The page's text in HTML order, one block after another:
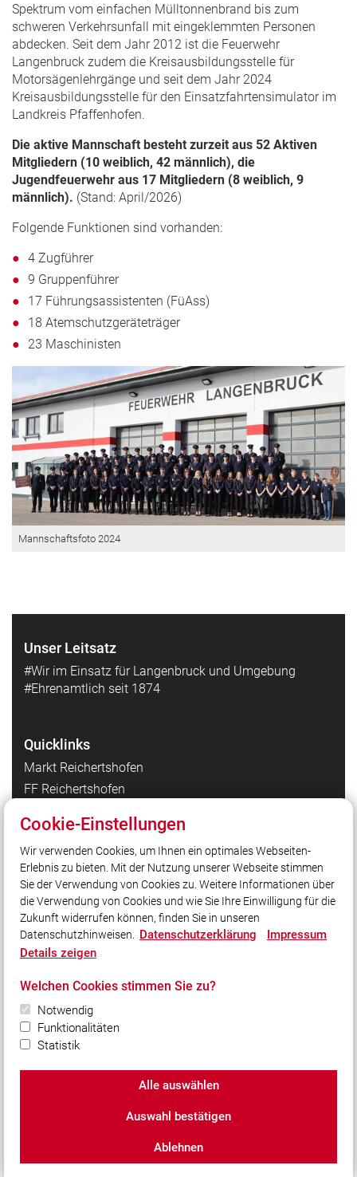
Spektrum vom einfachen Mülltonnenbrand bis zum
schweren Verkehrsunfall mit eingeklemmten Personen
abdecken. Seit dem Jahr 2012 ist die Feuerwehr
Langenbruck zudem die Kreisausbildungsstelle für
Motorsägenlehrgänge und seit dem Jahr 2024
Kreisausbildungsstelle für den Einsatzfahrtensimulator im
Landkreis Pfaffenhofen.
Die aktive Mannschaft besteht zurzeit aus 52 Aktiven
Mitgliedern (10 weiblich, 42 männlich), die
Jugendfeuerwehr aus 17 Mitgliedern (8 weiblich, 9
männlich). (Stand: April/2026)
Folgende Funktionen sind vorhanden:
4 Zugführer
9 Gruppenführer
17 Führungsassistenten (FüAss)
18 Atemschutzgeräteträger
23 Maschinisten
Mannschaftsfoto 2024
Unser Leitsatz
#Wir im Einsatz für Langenbruck und Umgebung
#Ehrenamtlich seit 1874
Quicklinks
Markt Reichertshofen
FF Reichertshofen
FF Winden am Aign
Kreisbrandinspektion Pfaffenhofen a. d. Ilm
Landesfeuerwehrverband Bayern
Integrierte Leitstelle Ingolstadt
Social Media
Bleiben Sie mit uns in Kontakt und vernetzen Sie sich
mit uns!
© 2026 Freiwillige Feuerwehr Langenbruck e.V.
Datenschutz|Cookie-Einstellungen
Cookie-Einstellungen
Wir verwenden Cookies, um Ihnen ein optimales Webseiten-
Erlebnis zu bieten. Mit der Nutzung unserer Webseite stimmen
Sie der Verwendung von Cookies zu. Weitere Informationen über
die Verwendung von Cookies und wie Sie Ihre Einwilligung für die
Zukunft widerrufen können, finden Sie in unseren
Datenschutzhinweisen. Datenschutzerklärung
Impressum
Details zeigen
Welchen Cookies stimmen Sie zu?
Notwendig
Funktionalitäten
Statistik
Alle auswählen
Auswahl bestätigen
Ablehnen